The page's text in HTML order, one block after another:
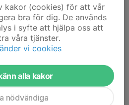
Gärdehov är nu åkt. Stort tack till
kakor (cookies) för att vår
bra för dig. De används
i syfte att hjälpa oss att
våra tjänster.
vi cookies
alla kakor
nödvändiga